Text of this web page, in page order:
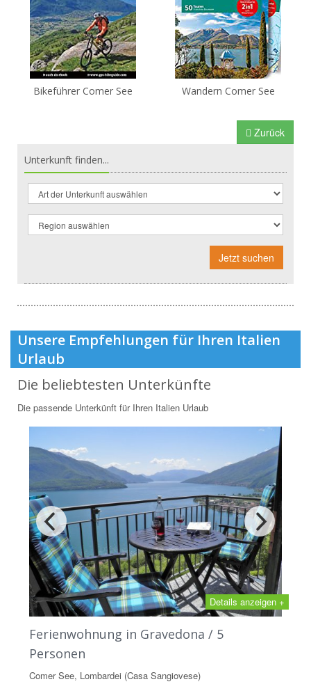
Bikeführer Comer See Wandern Comer See
Zurück
Unterkunft finden...
Jetzt suchen
Unsere Empfehlungen für Ihren Italien
Urlaub
Die beliebtesten Unterkünfte
Die passende Unterkünft für Ihren Italien Urlaub
Details anzeigen +
Ferienwohnung in Gravedona / 5
Personen
Comer See, Lombardei (Casa Sangiovese)